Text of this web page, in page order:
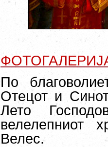
По
Отецот и
Лето
велелепниот
Велес.